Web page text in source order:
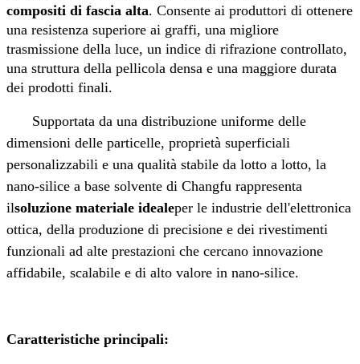
compositi di fascia alta. Consente ai produttori di ottenere
una resistenza superiore ai graffi, una migliore
trasmissione della luce, un indice di rifrazione controllato,
una struttura della pellicola densa e una maggiore durata
dei prodotti finali.
Supportata da una distribuzione uniforme delle
dimensioni delle particelle, proprietà superficiali
personalizzabili e una qualità stabile da lotto a lotto, la
nano-silice a base solvente di Changfu rappresenta
ilsoluzione materiale idealeper le industrie dell'elettronica
ottica, della produzione di precisione e dei rivestimenti
funzionali ad alte prestazioni che cercano innovazione
affidabile, scalabile e di alto valore in nano-silice.
Caratteristiche principali: